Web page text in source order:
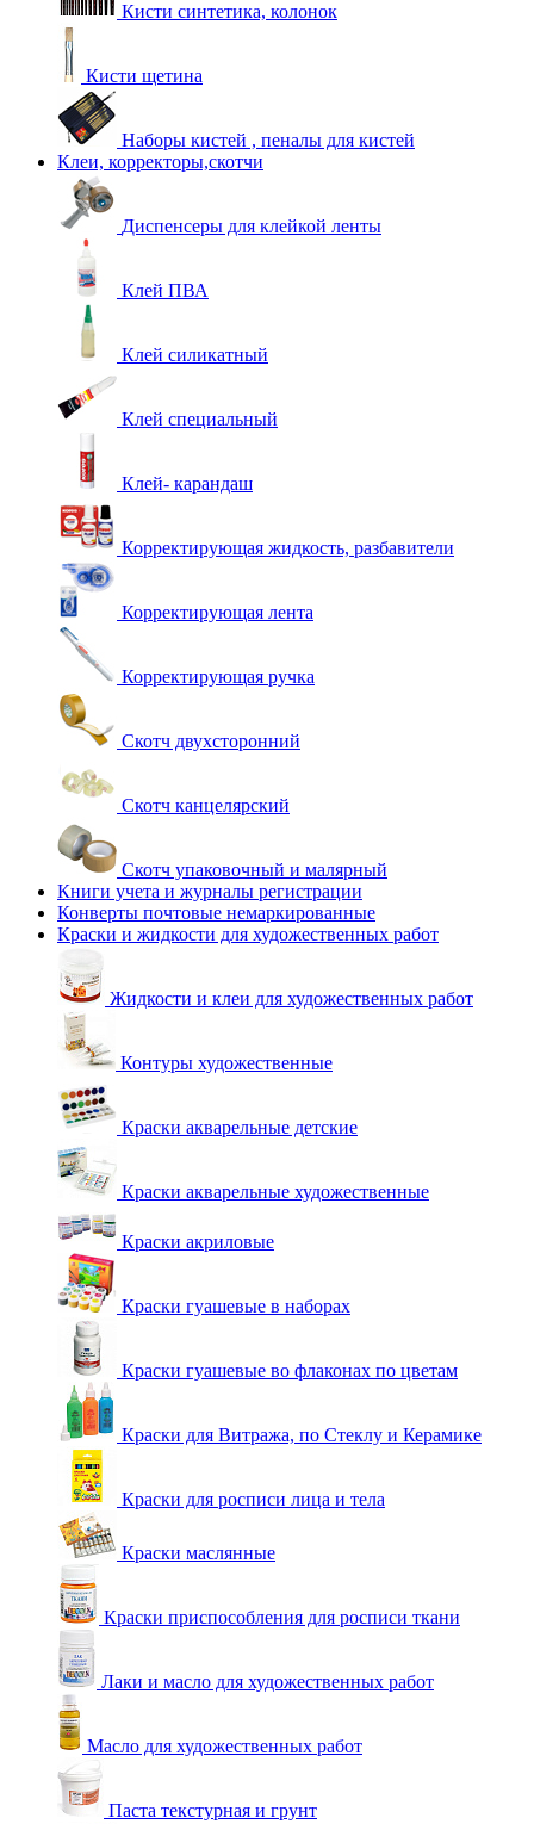
Кисти синтетика, колонок
Кисти щетина
Наборы кистей , пеналы для кистей
Клеи, корректоры,скотчи
Диспенсеры для клейкой ленты
Клей ПВА
Клей силикатный
Клей специальный
Клей- карандаш
Корректирующая жидкость, разбавители
Корректирующая лента
Корректирующая ручка
Скотч двухсторонний
Скотч канцелярский
Скотч упаковочный и малярный
Книги учета и журналы регистрации
Конверты почтовые немаркированные
Краски и жидкости для художественных работ
Жидкости и клеи для художественных работ
Контуры художественные
Краски акварельные детские
Краски акварельные художественные
Краски акриловые
Краски гуашевые в наборах
Краски гуашевые во флаконах по цветам
Краски для Витража, по Стеклу и Керамике
Краски для росписи лица и тела
Краски маслянные
Краски приспособления для росписи ткани
Лаки и масло для художественных работ
Масло для художественных работ
Паста текстурная и грунт